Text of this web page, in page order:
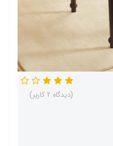
(دیدگاه 2 کاربر)